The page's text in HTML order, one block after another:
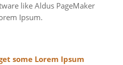
like Aldus PageMaker
Ipsum.
some Lorem Ipsum